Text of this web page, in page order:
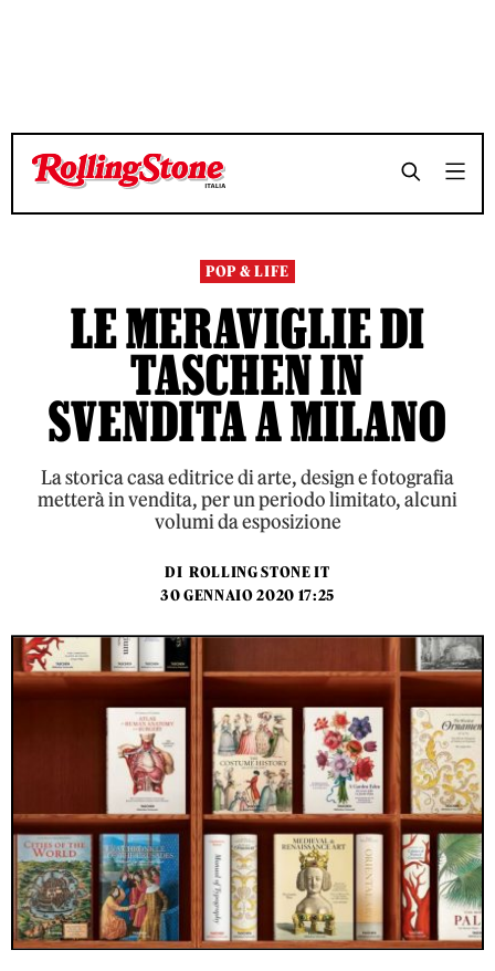
TEMPO DI LETTURA 2 MINUTI SHARE
TEMPO DI LETTURA 2 MINUTI SHARE
POP & LIFE
LE MERAVIGLIE DI
TASCHEN IN
SVENDITA A MILANO
La storica casa editrice di arte, design e fotografia
metterà in vendita, per un periodo limitato, alcuni
volumi da esposizione
DI ROLLING STONE IT
30 GENNAIO 2020 17:25